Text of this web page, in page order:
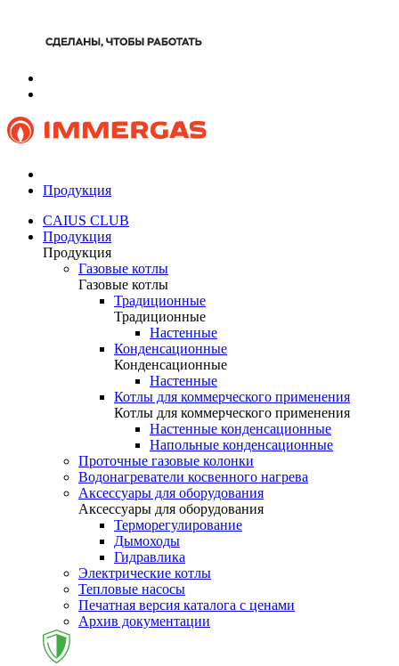
Продукция
CAIUS CLUB
Продукция
Продукция
Газовые котлы
Газовые котлы
Традиционные
Традиционные
Настенные
Конденсационные
Конденсационные
Настенные
Котлы для коммерческого применения
Котлы для коммерческого применения
Настенные конденсационные
Напольные конденсационные
Проточные газовые колонки
Водонагреватели косвенного нагрева
Аксессуары для оборудования
Аксессуары для оборудования
Терморегулирование
Дымоходы
Гидравлика
Электрические котлы
Тепловые насосы
Печатная версия каталога с ценами
Архив документации